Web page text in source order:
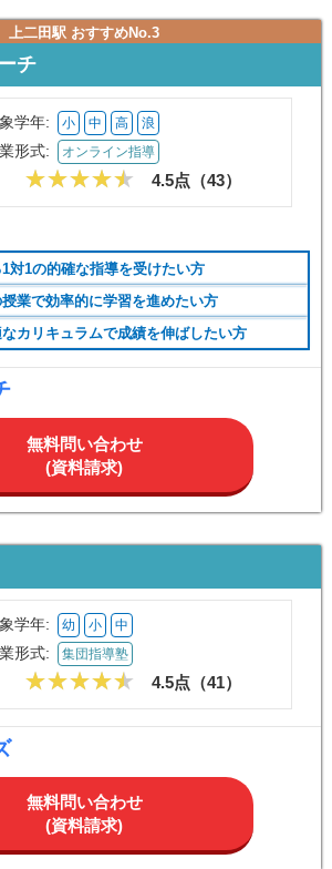
上二田駅 おすすめNo.3
チ
学年: 小 中 高 浪
形式: オンライン指導
4.5点（43）
対1の的確な指導を受けたい方
業で効率的に学習を進めたい方
カリキュラムで成績を伸ばしたい方
無料問い合わせ
(資料請求)
学年: 幼 小 中
形式: 集団指導塾
4.5点（41）
無料問い合わせ
(資料請求)